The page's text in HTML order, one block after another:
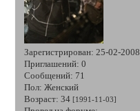
Зарегистрирован: 25-02-2008
Приглашений: 0
Сообщений: 71
Пол: Женский
Возраст: 34 [1991-11-03]